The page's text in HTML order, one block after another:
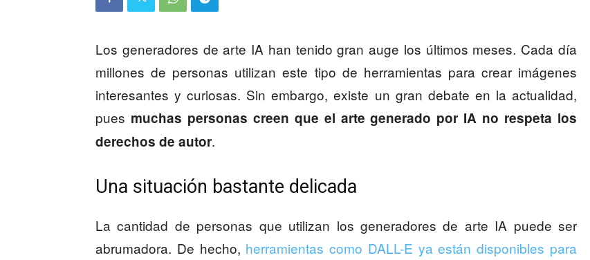
Los generadores de arte IA han tenido gran auge los últimos meses. Cada día
millones de personas utilizan este tipo de herramientas para crear imágenes
interesantes y curiosas. Sin embargo, existe un gran debate en la actualidad,
pues muchas personas creen que el arte generado por IA no respeta los
derechos de autor.
Una situación bastante delicada
La cantidad de personas que utilizan los generadores de arte IA puede ser
abrumadora. De hecho, herramientas como DALL-E ya están disponibles para